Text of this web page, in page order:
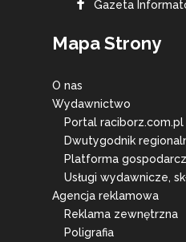
Gazeta
Mapa Strony
O nas
Wydawnictwo
Portal raciborz.com.pl
Dwutygodnik
Platforma
Usługi wydawnicze,
Agencja reklamowa
Reklama zewnętrzna
Poligrafia